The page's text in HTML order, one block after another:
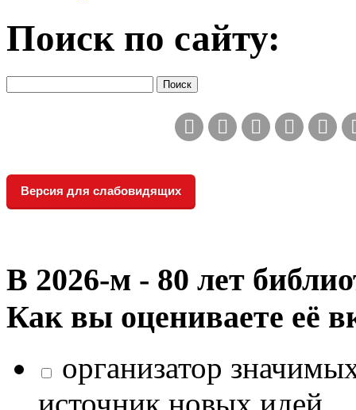
Поиск по сайту:
Версия для слабовидящих
В 2026‑м - 80 лет
Как вы оцениваете её
организатор